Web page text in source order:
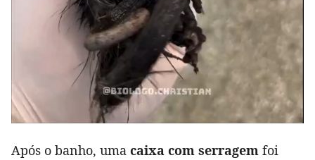
Após o banho, uma caixa com serragem foi